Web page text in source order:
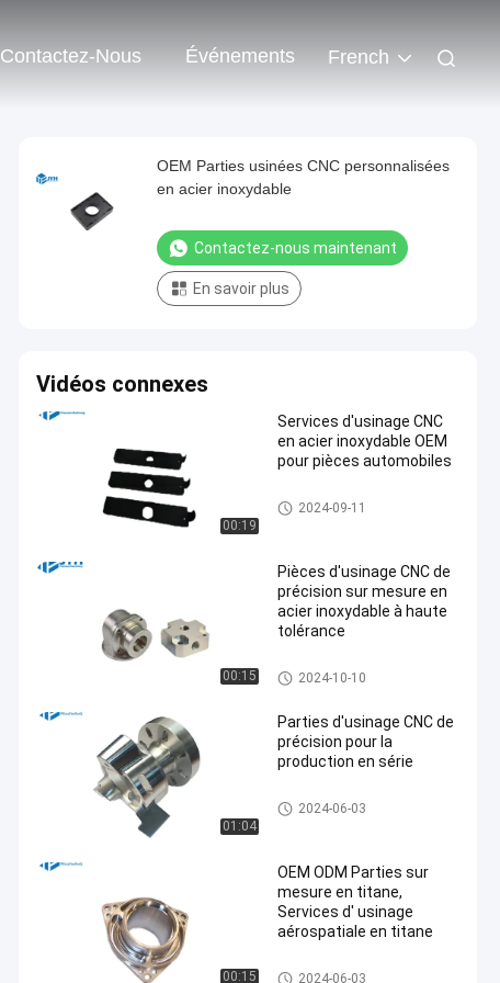
Contactez-Nous Événements French
OEM Parties usinées CNC personnalisées
en acier inoxydable
Contactez-nous maintenant
En savoir plus
Vidéos connexes
00:19
Services d'usinage CNC
en acier inoxydable OEM
pour pièces automobiles
Services de usinage de comm
ande numérique par ordinateu
2024-09-11
00:15
Pièces d'usinage CNC de
précision sur mesure en
acier inoxydable à haute
tolérance
Services de usinage de comm
ande numérique par ordinateu
2024-10-10
01:04
Parties d'usinage CNC de
précision pour la
production en série
Services de usinage de comm
ande numérique par ordinateu
2024-06-03
00:15
OEM ODM Parties sur
mesure en titane,
Services d' usinage
aérospatiale en titane
usinage titanique de comman
2024-06-03